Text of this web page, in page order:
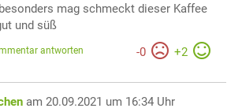
mag schmeckt dieser Kaffee
und süß
-0 +2
antworten
am 20.09.2021 um 16:34 Uhr